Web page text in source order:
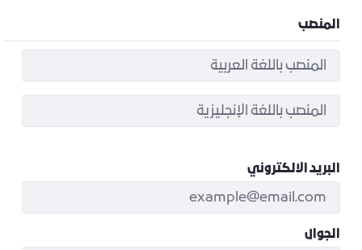
المنصب
البريد الالكتروني
الجوال